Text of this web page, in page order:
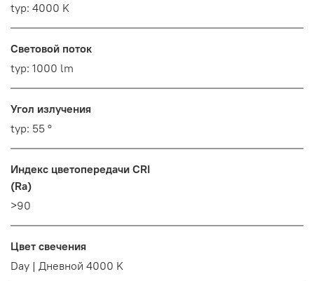
typ: 4000 K
Световой поток
typ: 1000 lm
Угол излучения
typ: 55 °
Индекс цветопередачи CRI
(Ra)
>90
Цвет свечения
Day | Дневной 4000 K